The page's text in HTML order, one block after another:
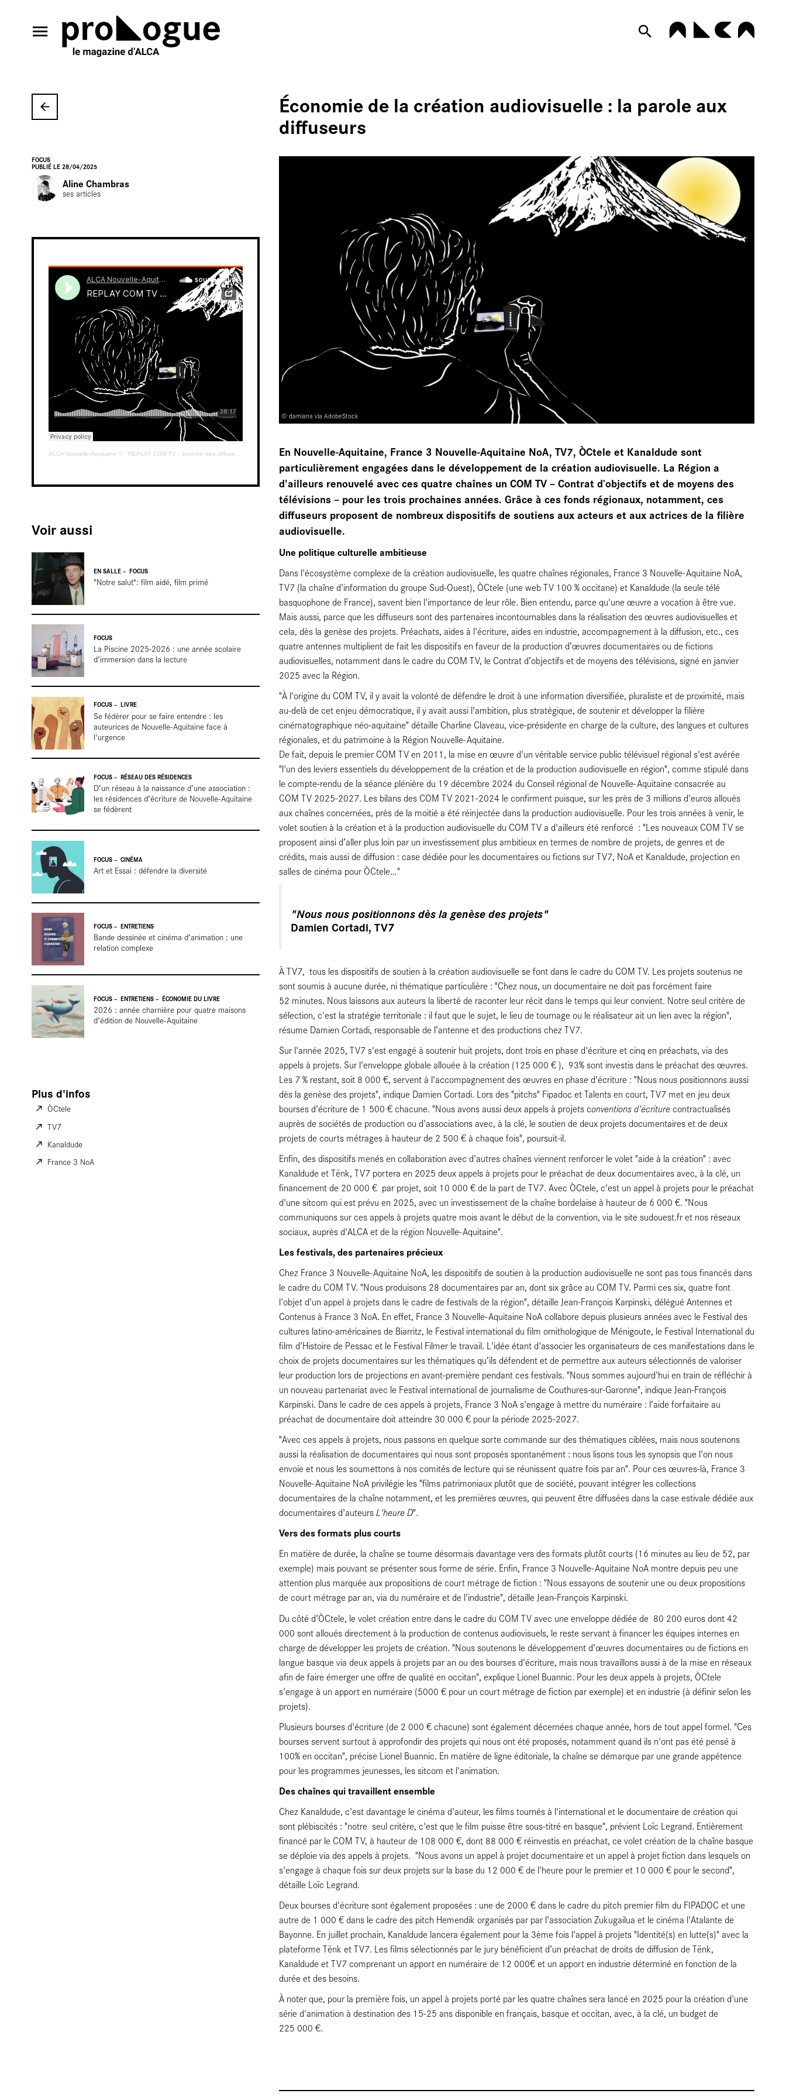
Économie de la création audiovisuelle : la parole aux
diffuseurs
FOCUS
PUBLIÉ LE 28/04/2025
Aline Chambras
ses articles
© damiana via AdobeStock
En Nouvelle-Aquitaine, France 3 Nouvelle-Aquitaine NoA, TV7, ÒCtele et Kanaldude sont
particulièrement engagées dans le développement de la création audiovisuelle. La Région a
d'ailleurs renouvelé avec ces quatre chaînes un COM TV – Contrat d’objectifs et de moyens des
télévisions – pour les trois prochaines années. Grâce à ces fonds régionaux, notamment, ces
diffuseurs proposent de nombreux dispositifs de soutiens aux acteurs et aux actrices de la filière
audiovisuelle.
Une politique culturelle ambitieuse
Dans l'écosystème complexe de la création audiovisuelle, les quatre chaînes régionales, France 3 Nouvelle-Aquitaine NoA,
TV7 (la chaîne d'information du groupe Sud-Ouest), ÒCtele (une web TV 100 % occitane) et Kanaldude (la seule télé
basquophone de France), savent bien l'importance de leur rôle. Bien entendu, parce qu'une œuvre a vocation à être vue.
Mais aussi, parce que les diffuseurs sont des partenaires incontournables dans la réalisation des œuvres audiovisuelles et
cela, dès la genèse des projets. Préachats, aides à l'écriture, aides en industrie, accompagnement à la diffusion, etc., ces
quatre antennes multiplient de fait les dispositifs en faveur de la production d’œuvres documentaires ou de fictions
audiovisuelles, notamment dans le cadre du COM TV, le Contrat d’objectifs et de moyens des télévisions, signé en janvier
2025 avec la Région.
"À l'origine du COM TV, il y avait la volonté de défendre le droit à une information diversifiée, pluraliste et de proximité, mais
au-delà de cet enjeu démocratique, il y avait aussi l'ambition, plus stratégique, de soutenir et développer la filière
cinématographique néo-aquitaine" détaille Charline Claveau, vice-présidente en charge de la culture, des langues et cultures
régionales, et du patrimoine à la Région Nouvelle-Aquitaine.
De fait, depuis le premier COM TV en 2011, la mise en œuvre d'un véritable service public télévisuel régional s'est avérée
"l'un des leviers essentiels du développement de la création et de la production audiovisuelle en région", comme stipulé dans
le compte-rendu de la séance plénière du 19 décembre 2024 du Conseil régional de Nouvelle-Aquitaine consacrée au
COM TV 2025-2027. Les bilans des COM TV 2021-2024 le confirment puisque, sur les près de 3 millions d'euros alloués
aux chaînes concernées, près de la moitié a été réinjectée dans la production audiovisuelle. Pour les trois années à venir, le
volet soutien à la création et à la production audiovisuelle du COM TV a d'ailleurs été renforcé : "Les nouveaux COM TV se
proposent ainsi d’aller plus loin par un investissement plus ambitieux en termes de nombre de projets, de genres et de
crédits, mais aussi de diffusion : case dédiée pour les documentaires ou fictions sur TV7, NoA et Kanaldude, projection en
salles de cinéma pour ÒCtele…"
"Nous nous positionnons dès la genèse des projets"
Damien Cortadi, TV7
À TV7, tous les dispositifs de soutien à la création audiovisuelle se font dans le cadre du COM TV. Les projets soutenus ne
sont soumis à aucune durée, ni thématique particulière : "Chez nous, un documentaire ne doit pas forcément faire
52 minutes. Nous laissons aux auteurs la liberté de raconter leur récit dans le temps qui leur convient. Notre seul critère de
sélection, c'est la stratégie territoriale : il faut que le sujet, le lieu de tournage ou le réalisateur ait un lien avec la région",
résume Damien Cortadi, responsable de l’antenne et des productions chez TV7.
Sur l'année 2025, TV7 s'est engagé à soutenir huit projets, dont trois en phase d'écriture et cinq en préachats, via des
appels à projets. Sur l'enveloppe globale allouée à la création (125 000 € ), 93% sont investis dans le préachat des œuvres.
Les 7 % restant, soit 8 000 €, servent à l'accompagnement des œuvres en phase d'écriture : "Nous nous positionnons aussi
dès la genèse des projets", indique Damien Cortadi. Lors des "pitchs" Fipadoc et Talents en court, TV7 met en jeu deux
bourses d'écriture de 1 500 € chacune. "Nous avons aussi deux appels à projets conventions d'écriturecontractualisés
auprès de sociétés de production ou d'associations avec, à la clé, le soutien de deux projets documentaires et de deux
projets de courts métrages à hauteur de 2 500 € à chaque fois", poursuit-il.
Enfin, des dispositifs menés en collaboration avec d'autres chaînes viennent renforcer le volet "aide à la création" : avec
Kanaldude et Tënk, TV7 portera en 2025 deux appels à projets pour le préachat de deux documentaires avec, à la clé, un
financement de 20 000 € par projet, soit 10 000 € de la part de TV7. Avec ÒCtele, c'est un appel à projets pour le préachat
d'une sitcom qui est prévu en 2025, avec un investissement de la chaîne bordelaise à hauteur de 6 000 €. "Nous
communiquons sur ces appels à projets quatre mois avant le début de la convention, via le site sudouest.fr et nos réseaux
sociaux, auprès d'ALCA et de la région Nouvelle-Aquitaine".
Les festivals, des partenaires précieux
Chez France 3 Nouvelle-Aquitaine NoA, les dispositifs de soutien à la production audiovisuelle ne sont pas tous financés dans
le cadre du COM TV. "Nous produisons 28 documentaires par an, dont six grâce au COM TV. Parmi ces six, quatre font
l'objet d'un appel à projets dans le cadre de festivals de la région", détaille Jean-François Karpinski, délégué Antennes et
Contenus à France 3 NoA. En effet, France 3 Nouvelle-Aquitaine NoA collabore depuis plusieurs années avec le Festival des
cultures latino-américaines de Biarritz, le Festival international du film ornithologique de Ménigoute, le Festival International du
film d’Histoire de Pessac et le Festival Filmer le travail. L'idée étant d'associer les organisateurs de ces manifestations dans le
choix de projets documentaires sur les thématiques qu’ils défendent et de permettre aux auteurs sélectionnés de valoriser
leur production lors de projections en avant-première pendant ces festivals. "Nous sommes aujourd'hui en train de réfléchir à
un nouveau partenariat avec le Festival international de journalisme de Couthures-sur-Garonne", indique Jean-François
Karpinski. Dans le cadre de ces appels à projets, France 3 NoA s'engage à mettre du numéraire : l’aide forfaitaire au
préachat de documentaire doit atteindre 30 000 € pour la période 2025-2027.
"Avec ces appels à projets, nous passons en quelque sorte commande sur des thématiques ciblées, mais nous soutenons
aussi la réalisation de documentaires qui nous sont proposés spontanément : nous lisons tous les synopsis que l'on nous
envoie et nous les soumettons à nos comités de lecture qui se réunissent quatre fois par an". Pour ces œuvres-là, France 3
Nouvelle-Aquitaine NoA privilégie les "films patrimoniaux plutôt que de société, pouvant intégrer les collections
documentaires de la chaîne notamment, et les premières œuvres, qui peuvent être diffusées dans la case estivale dédiée aux
documentaires d'auteursL'heure D".
Vers des formats plus courts
En matière de durée, la chaîne se tourne désormais davantage vers des formats plutôt courts (16 minutes au lieu de 52, par
exemple) mais pouvant se présenter sous forme de série. Enfin, France 3 Nouvelle-Aquitaine NoA montre depuis peu une
attention plus marquée aux propositions de court métrage de fiction : "Nous essayons de soutenir une ou deux propositions
de court métrage par an, via du numéraire et de l'industrie", détaille Jean-François Karpinski.
Du côté d'ÒCtele, le volet création entre dans le cadre du COM TV avec une enveloppe dédiée de 80 200 euros dont 42
000 sont alloués directement à la production de contenus audiovisuels, le reste servant à financer les équipes internes en
charge de développer les projets de création. "Nous soutenons le développement d’œuvres documentaires ou de fictions en
langue basque via deux appels à projets par an ou des bourses d'écriture, mais nous travaillons aussi à de la mise en réseaux
afin de faire émerger une offre de qualité en occitan", explique Lionel Buannic. Pour les deux appels à projets, ÒCtele
s'engage à un apport en numéraire (5000 € pour un court métrage de fiction par exemple) et en industrie (à définir selon les
projets).
Plusieurs bourses d'écriture (de 2 000 € chacune) sont également décernées chaque année, hors de tout appel formel. "Ces
bourses servent surtout à approfondir des projets qui nous ont été proposés, notamment quand ils n'ont pas été pensé à
100% en occitan", précise Lionel Buannic. En matière de ligne éditoriale, la chaîne se démarque par une grande appétence
pour les programmes jeunesses, les sitcom et l'animation.
Des chaînes qui travaillent ensemble
Chez Kanaldude, c'est davantage le cinéma d'auteur, les films tournés à l'international et le documentaire de création qui
sont plébiscités : "notre seul critère, c'est que le film puisse être sous-titré en basque", prévient Loïc Legrand. Entièrement
financé par le COM TV, à hauteur de 108 000 €, dont 88 000 € réinvestis en préachat, ce volet création de la chaîne basque
se déploie via des appels à projets. "Nous avons un appel à projet documentaire et un appel à projet fiction dans lesquels on
s'engage à chaque fois sur deux projets sur la base du 12 000 € de l'heure pour le premier et 10 000 € pour le second",
détaille Loïc Legrand.
Deux bourses d'écriture sont également proposées : une de 2000 € dans le cadre du pitch premier film du FIPADOC et une
autre de 1 000 € dans le cadre des pitch Hemendik organisés par par l'association Zukugailua et le cinéma l'Atalante de
Bayonne. En juillet prochain, Kanaldude lancera également pour la 3ème fois l'appel à projets "Identité(s) en lutte(s)" avec la
plateforme Tënk et TV7. Les films sélectionnés par le jury bénéficient d’un préachat de droits de diffusion de Tënk,
Kanaldude et TV7 comprenant un apport en numéraire de 12 000€ et un apport en industrie déterminé en fonction de la
durée et des besoins.
À noter que, pour la première fois, un appel à projets porté par les quatre chaînes sera lancé en 2025 pour la création d'une
série d'animation à destination des 15-25 ans disponible en français, basque et occitan, avec, à la clé, un budget de
225 000 €.
ALCA Nouvelle-Aquitaine · REPLAY COM TV - Journée des diffuseurs
Voir aussi
EN SALLE FOCUS
"Notre salut": film aidé, film primé
FOCUS
La Piscine 2025-2026 : une année scolaire
d’immersion dans la lecture
FOCUS LIVRE
Se fédérer pour se faire entendre : les
auteurices de Nouvelle-Aquitaine face à
l'urgence
FOCUS RÉSEAU DES RÉSIDENCES
D’un réseau à la naissance d’une association :
les résidences d’écriture de Nouvelle-Aquitaine
se fédèrent
FOCUS CINÉMA
Art et Essai : défendre la diversité
FOCUS ENTRETIENS
Bande dessinée et cinéma d’animation : une
relation complexe
FOCUS ENTRETIENS ÉCONOMIE DU LIVRE
2026 : année charnière pour quatre maisons
d’édition de Nouvelle-Aquitaine
Plus d'infos
ÒCtele
TV7
Kanaldude
France 3 NoA
En
salle
En
librairie
En
résidence
Cartes
blanches
Entretiens
Reportages
Terre de
LES
PLUMES DE
PROLOGUE
ÉCLAIRAGES
ARCHIVES